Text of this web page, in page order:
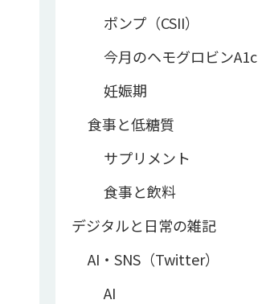
ポンプ（CSII）
今月のヘモグロビンA1c
妊娠期
食事と低糖質
サプリメント
食事と飲料
デジタルと日常の雑記
AI・SNS（Twitter）
AI